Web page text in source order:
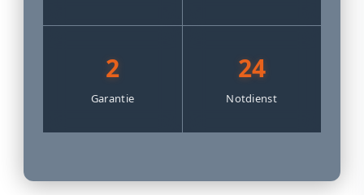
2
Garantie
24
Notdienst